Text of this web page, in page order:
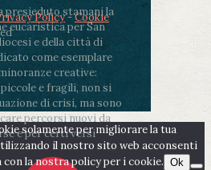
presieduto stamani la
eucaristica per San
e della città di
come esemplare
creative:
e fragili, non si
di crisi, ma sono
percorsi nuovi da
e per certi versi
Policy-Cookie
solamente per migliorare la tua
il nostro sito web acconsenti
la nostra policy per i cookie. Ok